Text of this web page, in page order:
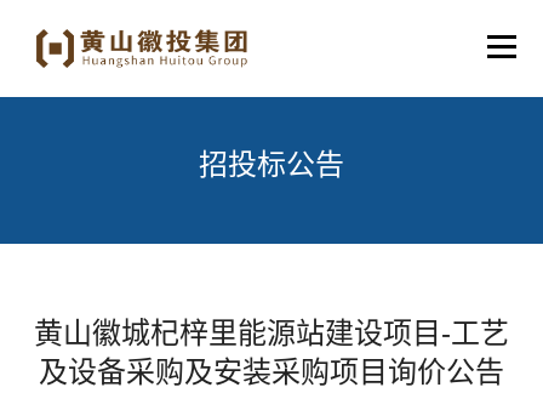
招投标公告
黄山徽城杞梓里能源站建设项目-工艺
及设备采购及安装采购项目询价公告